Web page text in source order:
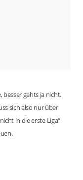
besser gehts ja nicht.
sich also nur über
in die erste Liga“